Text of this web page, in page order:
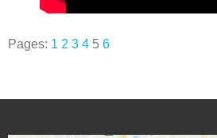
Pages: 1 2 3 4 5 6